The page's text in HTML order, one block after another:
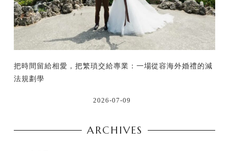
把時間留給相愛，把繁瑣交給專業：一場從容海外婚禮的減
法規劃學
2026-07-09
ARCHIVES